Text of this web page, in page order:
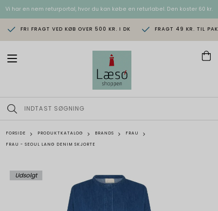
Vi har en nem returportal, hvor du kan købe en returlabel. Den koster 60 kr.
FRI FRAGT VED KØB OVER 500 KR. I DK FRAGT 49 KR. TIL
T
n
a
i
g
i
o
FORSIDE PRODUKTKATALOG BRANDS
FRAU
FRAU - SEOUL LANG DENIM SKJORTE
Udsolgt